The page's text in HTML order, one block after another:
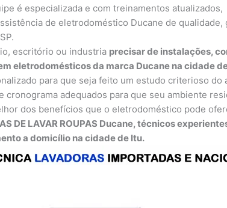
é especializada e com treinamentos atualizados,
de eletrodoméstico Ducane de qualidade,
escritório ou industria precisar de instalações,
eletrodomésticos da marca Ducane na cidade
para que seja feito um estudo criterioso do
cronograma adequados para que seu ambiente
dos benefícios que o eletrodoméstico pode
DE LAVAR ROUPAS Ducane, técnicos
a domicílio na cidade de Itu.